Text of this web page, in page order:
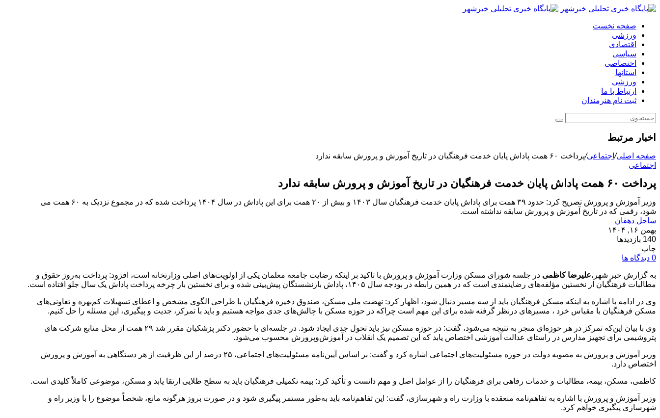
صفحه نخست
ورزشی
اقتصادی
سیاسی
اختصاصی
استانها
ورزشی
ارتباط با ما
ثبت نام هنرمندان
اخبار مرتبط
صفحه اصلی/اجتماعی/پرداخت ۶۰ همت پاداش پایان خدمت فرهنگیان در تاریخ آموزش‌ و پرورش سابقه ندارد
اجتماعی
پرداخت ۶۰ همت پاداش پایان خدمت فرهنگیان در تاریخ آموزش‌ و پرورش سابقه ندارد
وزیر آموزش‌ و پرورش تصریح کرد: حدود ۳۹ همت برای پاداش پایان خدمت فرهنگیان سال ۱۴۰۳ و بیش از ۲۰ همت برای این پاداش در سال ۱۴۰۴ پرداخت شده که در مجموع نزدیک به ۶۰ همت می
شود، رقمی که در تاریخ آموزش‌ و پرورش سابقه نداشته است.
ساحل دهقان
بهمن ۱۶, ۱۴۰۴
140 بازدیدها
چاپ
0 دیدگاه ها
به گزارش خبر شهر،علیرضا کاظمی در جلسه شورای مسکن وزارت آموزش و پرورش با تاکید بر اینکه رضایت جامعه معلمان یکی از اولویت‌های اصلی وزارتخانه است، افزود: پرداخت به‌روز حقوق و
مطالبات فرهنگیان از نخستین مؤلفه‌های رضایتمندی است که در همین رابطه در بودجه سال ۱۴۰۵، پاداش بازنشستگان پیش‌بینی شده و برای نخستین بار چرخه پرداخت پاداش یک سال جلو افتاده است.
وی در ادامه با اشاره به اینکه مسکن فرهنگیان باید از سه مسیر دنبال شود، اظهار کرد: نهضت ملی مسکن، صندوق ذخیره فرهنگیان با طراحی الگوی مشخص و اعطای تسهیلات کم‌بهره و تعاونی‌های
مسکن فرهنگیان با مقیاس خرد ، مسیرهای درنظر گرفته شده برای این مهم است چراکه در حوزه مسکن با چالش‌های جدی مواجه هستیم و باید با تمرکز، جدیت و پیگیری، این مسئله را حل کنیم.
وی با بیان این‌که تمرکز در هر حوزه‌ای منجر به نتیجه می‌شود، گفت: در حوزه مسکن نیز باید تحول جدی ایجاد شود. در جلسه‌ای با حضور دکتر پزشکیان مقرر شد ۲۹ همت از محل منابع شرکت های
پتروشیمی‌ برای تجهیز مدارس در راستای عدالت آموزشی اختصاص یابد که این تصمیم یک انقلاب در آموزش‌وپرورش محسوب می‌شود.
وزیر آموزش‌ و پرورش به مصوبه دولت در حوزه مسئولیت‌های اجتماعی اشاره کرد و گفت: بر اساس آیین‌نامه مسئولیت‌های اجتماعی، ۲۵ درصد از این ظرفیت از هر دستگاهی به آموزش‌ و پرورش
اختصاص دارد.
کاظمی، مسکن، بیمه، مطالبات و خدمات رفاهی برای فرهنگیان را از عوامل اصل و مهم دانست و تأکید کرد: بیمه تکمیلی فرهنگیان باید به سطح طلایی ارتقا یابد و مسکن، موضوعی کاملاً کلیدی است.
وزیر آموزش‌ و پرورش با اشاره به تفاهم‌نامه منعقده با وزارت راه و شهرسازی، گفت: این تفاهم‌نامه باید به‌طور مستمر پیگیری شود و در صورت بروز هرگونه مانع، شخصاً موضوع را با وزیر راه و
شهرسازی پیگیری خواهم کرد.